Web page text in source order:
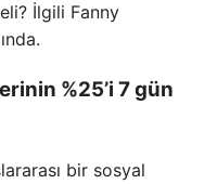
İlgili Fanny
%25’i 7 gün
bir sosyal